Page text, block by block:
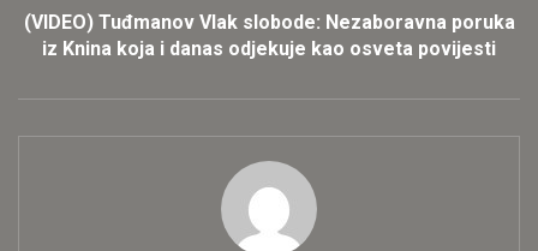
(VIDEO) Tuđmanov Vlak slobode: Nezaboravna poruka
iz Knina koja i danas odjekuje kao osveta povijesti